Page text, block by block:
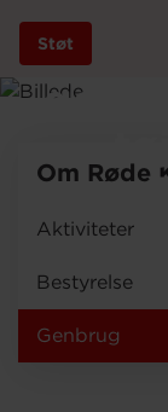
Gå
Støt
Bliv frivillig
Om Røde
Aktiviteter
Bestyrelse
Genbrug